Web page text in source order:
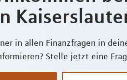
in allen Finanzfragen in
Stelle jetzt eine